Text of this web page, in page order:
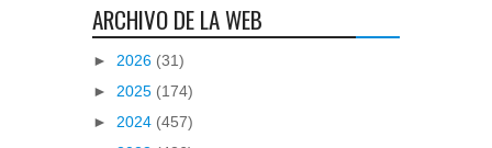
ARCHIVO DE LA WEB
► 2026 (31)
► 2025 (174)
► 2024 (457)